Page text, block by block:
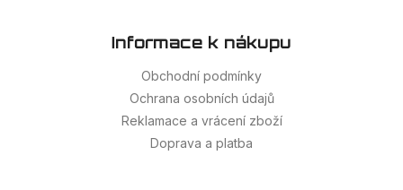
Informace k nákupu
Obchodní podmínky
Ochrana osobních údajů
Reklamace a vrácení zboží
Doprava a platba